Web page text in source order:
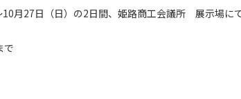
月27日（日）の2日間、姫路商工会議所 展示場に
で